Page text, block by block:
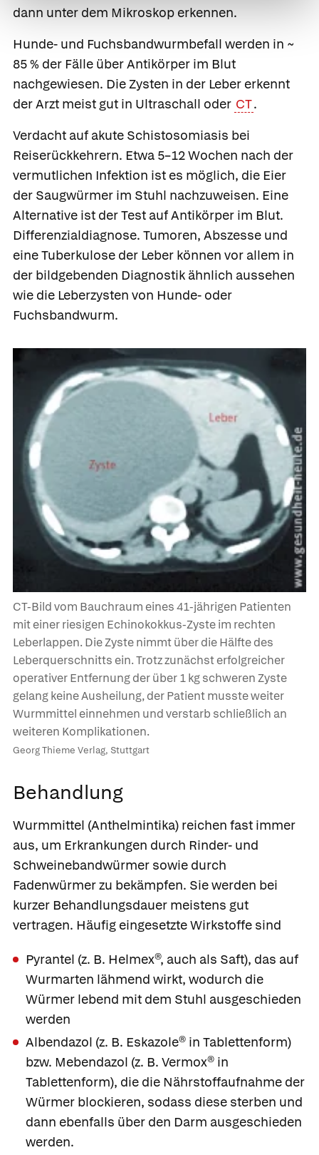
dann unter dem Mikroskop erkennen.
Hunde- und Fuchsbandwurmbefall werden in ~
85 % der Fälle über Antikörper im Blut
nachgewiesen. Die Zysten in der Leber erkennt
der Arzt meist gut in Ultraschall oder CT.
Verdacht auf akute Schistosomiasis bei
Reiserückkehrern. Etwa 5–12 Wochen nach der
vermutlichen Infektion ist es möglich, die Eier
der Saugwürmer im Stuhl nachzuweisen. Eine
Alternative ist der Test auf Antikörper im Blut.
Differenzialdiagnose. Tumoren, Abszesse und
eine Tuberkulose der Leber können vor allem in
der bildgebenden Diagnostik ähnlich aussehen
wie die Leberzysten von Hunde- oder
Fuchsbandwurm.
CT-Bild vom Bauchraum eines 41-jährigen Patienten
mit einer riesigen Echinokokkus-Zyste im rechten
Leberlappen. Die Zyste nimmt über die Hälfte des
Leberquerschnitts ein. Trotz zunächst erfolgreicher
operativer Entfernung der über 1 kg schweren Zyste
gelang keine Ausheilung, der Patient musste weiter
Wurmmittel einnehmen und verstarb schließlich an
weiteren Komplikationen.
Georg Thieme Verlag, Stuttgart
Behandlung
Wurmmittel (Anthelmintika) reichen fast immer
aus, um Erkrankungen durch Rinder- und
Schweinebandwürmer sowie durch
Fadenwürmerzu bekämpfen. Sie werden bei
kurzer Behandlungsdauer meistens gut
vertragen. Häufig eingesetzte Wirkstoffe sind
Pyrantel (z. B. Helmex®, auch als Saft), das auf
Wurmarten lähmend wirkt, wodurch die
Würmer lebend mit dem Stuhl ausgeschieden
werden
Albendazol (z. B. Eskazole® in Tablettenform)
bzw. Mebendazol (z. B. Vermox® in
Tablettenform), die die Nährstoffaufnahme der
Würmer blockieren, sodass diese sterben und
dann ebenfalls über den Darm ausgeschieden
werden.